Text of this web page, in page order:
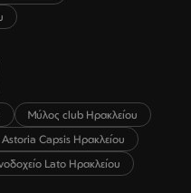
Μύλος club Ηρακλείου
Astoria Capsis Ηρακλείου
Lato Ηρακλείου